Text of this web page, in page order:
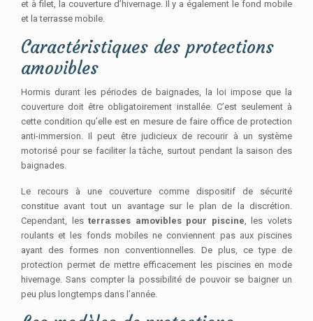
et à filet, la couverture d’hivernage. Il y a également le fond mobile
et la terrasse mobile.
Caractéristiques des protections
amovibles
Hormis durant les périodes de baignades, la loi impose que la
couverture doit être obligatoirement installée. C’est seulement à
cette condition qu’elle est en mesure de faire office de protection
anti-immersion. Il peut être judicieux de recourir à un système
motorisé pour se faciliter la tâche, surtout pendant la saison des
baignades.
Le recours à une couverture comme dispositif de sécurité
constitue avant tout un avantage sur le plan de la discrétion.
Cependant, lesterrasses amovibles pour piscine, les volets
roulants et les fonds mobiles ne conviennent pas aux piscines
ayant des formes non conventionnelles. De plus, ce type de
protection permet de mettre efficacement les piscines en mode
hivernage. Sans compter la possibilité de pouvoir se baigner un
peu plus longtemps dans l’année.